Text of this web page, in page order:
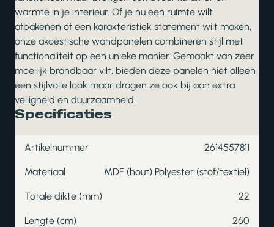
warmte in je interieur. Of je nu een ruimte wilt
afbakenen of een karakteristiek statement wilt maken,
onze akoestische wandpanelen combineren stijl met
functionaliteit op een unieke manier. Gemaakt van zeer
moeilijk brandbaar vilt, bieden deze panelen niet alleen
een stijlvolle look maar dragen ze ook bij aan extra
veiligheid en duurzaamheid.
Specificaties
Artikelnummer 2614557811
Materiaal MDF (hout) Polyester (stof/textiel)
Totale dikte (mm) 22
Lengte (cm) 260